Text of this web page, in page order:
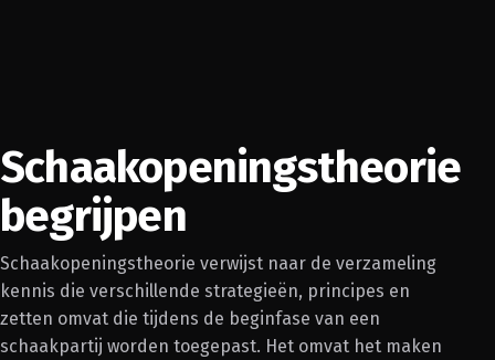
Schaakopeningstheorie
begrijpen
Schaakopeningstheorie verwijst naar de verzameling
kennis die verschillende strategieën, principes en
zetten omvat die tijdens de beginfase van een
schaakpartij worden toegepast. Het omvat het maken